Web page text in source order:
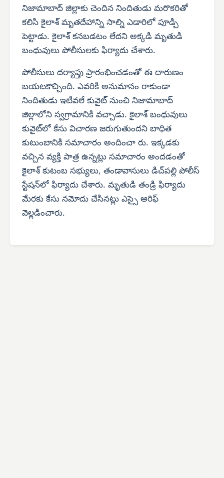
నిజామాబాద్ జిల్లాకు చెందిన నిందితుడు మరొకరితో
కలిసి కైలాశ్ మృతదేహాన్ని సాల్ని ఎడారిలో పూడ్చి
పెట్టాడు. కైలాశ్ కనబడటం లేదని అక్కడి మృతుడి
బంధువులు పోలీసులకు ఫిర్యాదు చేశారు.
పోలీసులు దర్యాప్తు ప్రారంభించడంతో ఈ దారుణం
బయటకొచ్చింది. ఎవరికీ అనుమానం రాకుండా
నిందితుడు ఇటీవలే కువైట్ నుంచి నిజామాబాద్
జిల్లాలోని స్వగ్రామానికి వచ్చాడు. కైలాశ్ బంధువులు
కువైట్‌లో కేసు విచారణ జరుగుతుందని బాధిత
కుటుంబానికి సమాచారం అందించా రు. ఇక్కడకు
వచ్చిన వ్యక్తి పాత్ర ఉన్నట్లు సమాచారం అందడంతో
కైలాశ్ కుటంబ సభ్యులు, తండావాసులు డిచ్‌పల్లి పోలీస్
స్టేషన్‌లో ఫిర్యాదు చేశారు. మృతుడి తండ్రి ఫిర్యాదు
మేరకు కేసు నమోదు చేసినట్లు ఎస్సై ఆరిఫ్
వెల్లడించారు.